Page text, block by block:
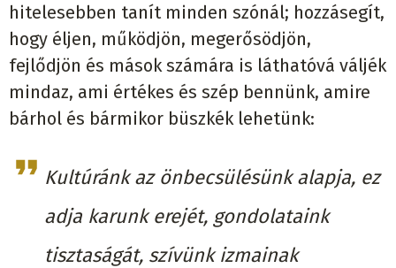
hitelesebben tanít minden szónál; hozzásegít,
hogy éljen, működjön, megerősödjön,
fejlődjön és mások számára is láthatóvá váljék
mindaz, ami értékes és szép bennünk, amire
bárhol és bármikor büszkék lehetünk:
Kultúránk az önbecsülésünk alapja, ez
adja karunk erejét, gondolataink
tisztaságát, szívünk izmainak